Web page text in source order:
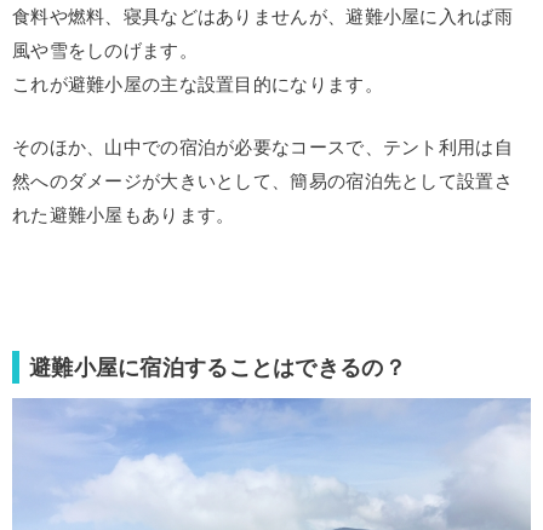
食料や燃料、寝具などはありませんが、避難小屋に入れば雨
風や雪をしのげます。
これが避難小屋の主な設置目的になります。
そのほか、山中での宿泊が必要なコースで、テント利用は自
然へのダメージが大きいとして、簡易の宿泊先として設置さ
れた避難小屋もあります。
避難小屋に宿泊することはできるの？